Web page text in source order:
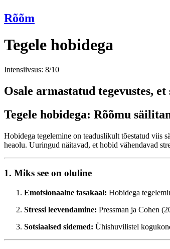
Rõõm
Tegele hobidega
Intensiivsus: 8/10
Osale armastatud tegevustes,
Tegele hobidega: Rõõmu
Hobidega tegelemine on teaduslikult tõestatud viis
heaolu. Uuringud näitavad, et hobid vähendavad
1. Miks see on oluline
Emotsionaalne tasakaal: Hobidega
Stressi leevendamine: Pressman ja Cohen
Sotsiaalsed sidemed: Ühishuvilistel